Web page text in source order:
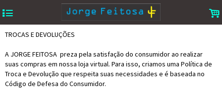
4 .
TROCAS E DEVOLUÇÕES
A JORGE FEITOSA preza pela satisfação do consumidor ao realizar
suas compras em nossa loja virtual. Para isso, criamos uma Política de
Troca e Devolução que respeita suas necessidades e é baseada no
Código de Defesa do Consumidor.